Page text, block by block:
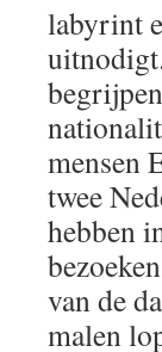
labyrint
mensen
twee
hebben
van de
malen